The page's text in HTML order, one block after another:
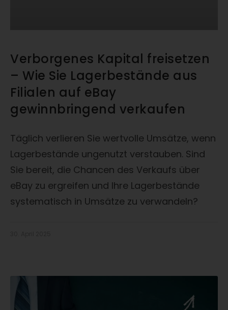
Verborgenes Kapital freisetzen
– Wie Sie Lagerbestände aus
Filialen auf eBay
gewinnbringend verkaufen
Täglich verlieren Sie wertvolle Umsätze, wenn
Lagerbestände ungenutzt verstauben. Sind
Sie bereit, die Chancen des Verkaufs über
eBay zu ergreifen und Ihre Lagerbestände
systematisch in Umsätze zu verwandeln?